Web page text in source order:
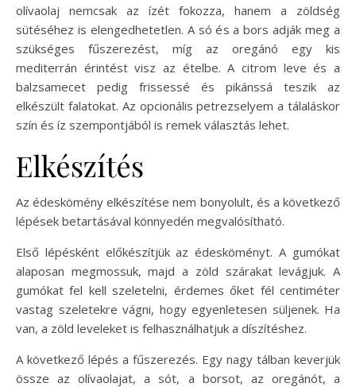
olívaolaj nemcsak az ízét fokozza, hanem a zöldség
sütéséhez is elengedhetetlen. A só és a bors adják meg a
szükséges fűszerezést, míg az oregánó egy kis
mediterrán érintést visz az ételbe. A citrom leve és a
balzsamecet pedig frissessé és pikánssá teszik az
elkészült falatokat. Az opcionális petrezselyem a tálaláskor
szín és íz szempontjából is remek választás lehet.
Elkészítés
Az édeskömény elkészítése nem bonyolult, és a következő
lépések betartásával könnyedén megvalósítható.
Első lépésként előkészítjük az édesköményt. A gumókat
alaposan megmossuk, majd a zöld szárakat levágjuk. A
gumókat fel kell szeletelni, érdemes őket fél centiméter
vastag szeletekre vágni, hogy egyenletesen süljenek. Ha
van, a zöld leveleket is felhasználhatjuk a díszítéshez.
A következő lépés a fűszerezés. Egy nagy tálban keverjük
össze az olívaolajat, a sót, a borsot, az oregánót, a